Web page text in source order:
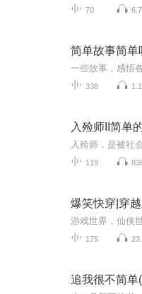
70
简单故事简单
一些故事，感悟
338
入殓师II简单
119
爆笑快穿|穿
175
追我很不简单